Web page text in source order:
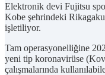
Elektronik devi Fujitsu
Kobe şehrindeki
işletiliyor.
Tam operasyonelliğine
yeni tip koronavirüse
çalışmalarında